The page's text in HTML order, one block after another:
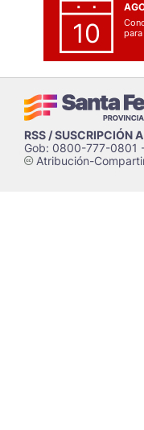
10
RSS / SUSCRIPCIÓN
Gob: 0800-777-0801
cAtribución-